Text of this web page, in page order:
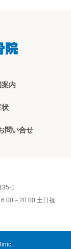
案内
状
問い合せ
1
～20:00 土日祝